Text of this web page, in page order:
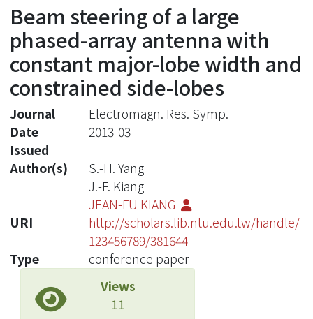
Statistics
Beam steering of a large
phased-array antenna with
constant major-lobe width and
constrained side-lobes
Journal
Electromagn. Res. Symp.
Date
Issued
2013-03
Author(s)
S.-H. Yang
J.-F. Kiang
JEAN-FU KIANG
URI
http://scholars.lib.ntu.edu.tw/handle/
123456789/381644
Type
conference paper
Views
11